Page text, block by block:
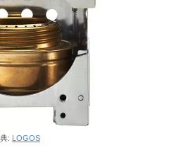
: LOGOS